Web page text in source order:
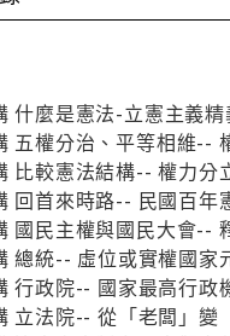
什麼是憲法-立憲主義精
五權分治、平等相維--
比較憲法結構-- 權力分
回首來時路-- 民國百年
國民主權與國民大會--
總統-- 虛位或實權國家
行政院-- 國家最高行政
立法院-- 從「老闆」變